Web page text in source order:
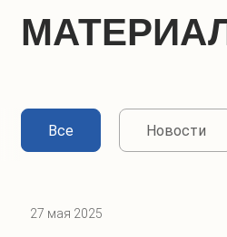
Все Новости
27 мая 2025